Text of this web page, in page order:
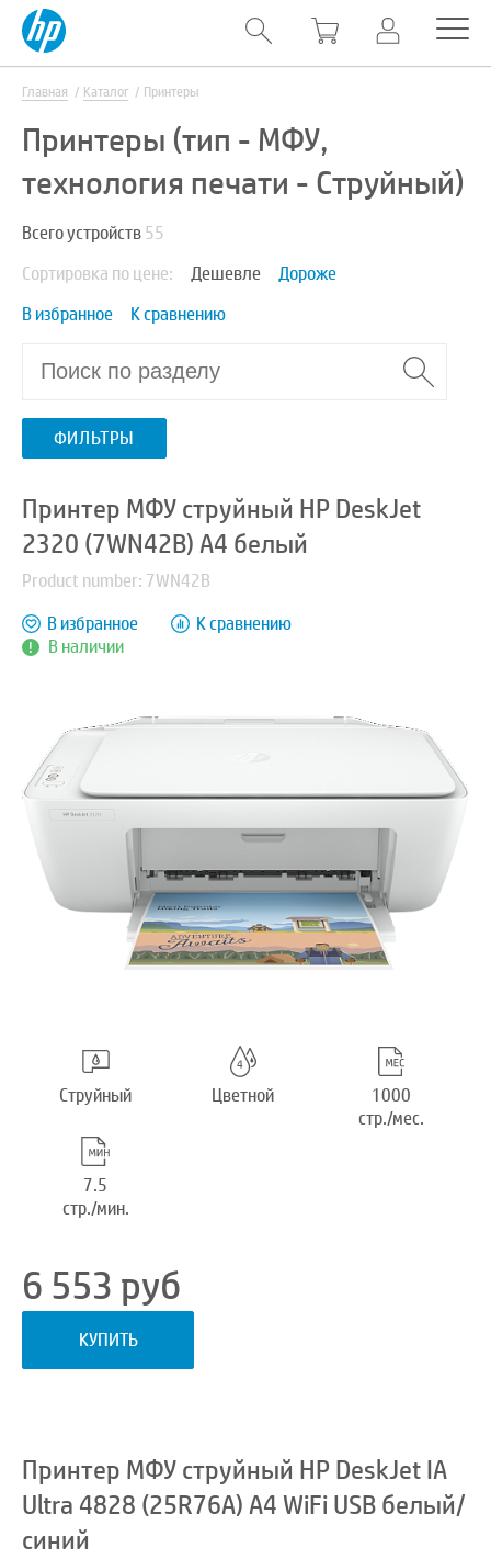
Главная Каталог Принтеры
Принтеры (тип - МФУ,
технология печати - Струйный)
Всего устройств55
Сортировка по цене:
Дешевле
Дороже
В избранное
К сравнению
ФИЛЬТРЫ
Принтер МФУ струйный HP DeskJet
2320 (7WN42B) A4 белый
Product number: 7WN42B
В наличии
В избранное К сравнению
Струйный Цветной
1000
стр./мес.
7.5
стр./мин.
6 553 руб
КУПИТЬ
Принтер МФУ струйный HP DeskJet IA
Ultra 4828 (25R76A) A4 WiFi USB белый/
синий